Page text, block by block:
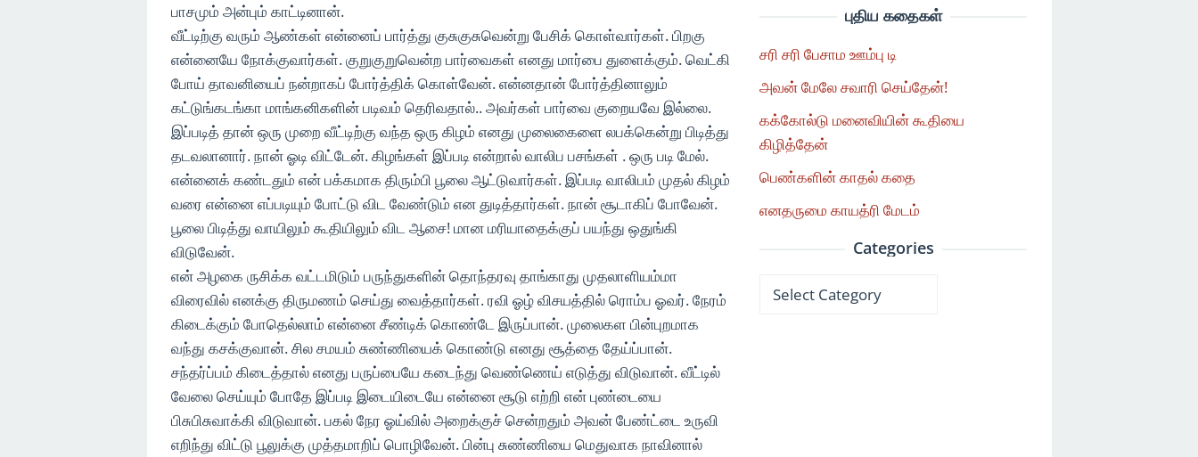
பாசமும் அன்பும் காட்டினான்.
வீட்டிற்கு வரும் ஆண்கள் என்னைப் பார்த்து குசுகுசுவென்று பேசிக் கொள்வார்கள். பிறகு
என்னையே நோக்குவார்கள். குறுகுறுவென்ற பார்வைகள் எனது மார்பை துளைக்கும். வெட்கி
போய் தாவனியைப் நன்றாகப் போர்த்திக் கொள்வேன். என்னதான் போர்த்தினாலும்
கட்டுங்கடங்கா மாங்கனிகளின் படிவம் தெரிவதால்.. அவர்கள் பார்வை குறையவே இல்லை.
இப்படித் தான் ஒரு முறை வீட்டிற்கு வந்த ஒரு கிழம் எனது முலைகைளை லபக்கென்று பிடித்து
தடவலானார். நான் ஓடி விட்டேன். கிழங்கள் இப்படி என்றால் வாலிப பசங்கள் . ஒரு படி மேல்.
என்னைக் கண்டதும் என் பக்கமாக திரும்பி பூலை ஆட்டுவார்கள். இப்படி வாலிபம் முதல் கிழம்
வரை என்னை எப்படியும் போட்டு விட வேண்டும் என துடித்தார்கள். நான் சூடாகிப் போவேன்.
பூலை பிடித்து வாயிலும் கூதியிலும் விட ஆசை! மான மரியாதைக்குப் பயந்து ஒதுங்கி
விடுவேன்.
என் அழகை ருசிக்க வட்டமிடும் பருந்துகளின் தொந்தரவு தாங்காது முதலாளியம்மா
விரைவில் எனக்கு திருமணம் செய்து வைத்தார்கள். ரவி ஓழ் விசயத்தில் ரொம்ப ஓவர். நேரம்
கிடைக்கும் போதெல்லாம் என்னை சீண்டிக் கொண்டே இருப்பான். முலைகள பின்புறமாக
வந்து கசக்குவான். சில சமயம் சுண்ணியைக் கொண்டு எனது சூத்தை தேய்ப்பான்.
சந்தர்ப்பம் கிடைத்தால் எனது பருப்பையே கடைந்து வெண்ணெய் எடுத்து விடுவான். வீட்டில்
வேலை செய்யும் போதே இப்படி இடையிடையே என்னை சூடு எற்றி என் புண்டையை
பிசுபிசுவாக்கி விடுவான். பகல் நேர ஓய்வில் அறைக்குச் சென்றதும் அவன் பேண்ட்டை உருவி
எறிந்து விட்டு பூலுக்கு முத்தமாறிப் பொழிவேன். பின்பு சுண்ணியை மெதுவாக நாவினால்
புதிய கதைகள்
சரி சரி பேசாம ஊம்பு டி
அவன் மேலே சவாரி செய்தேன்!
கக்கோல்டு மனைவியின் கூதியை
கிழித்தேன்
பெண்களின் காதல் கதை
எனதருமை காயத்ரி மேடம்
Categories
Categories